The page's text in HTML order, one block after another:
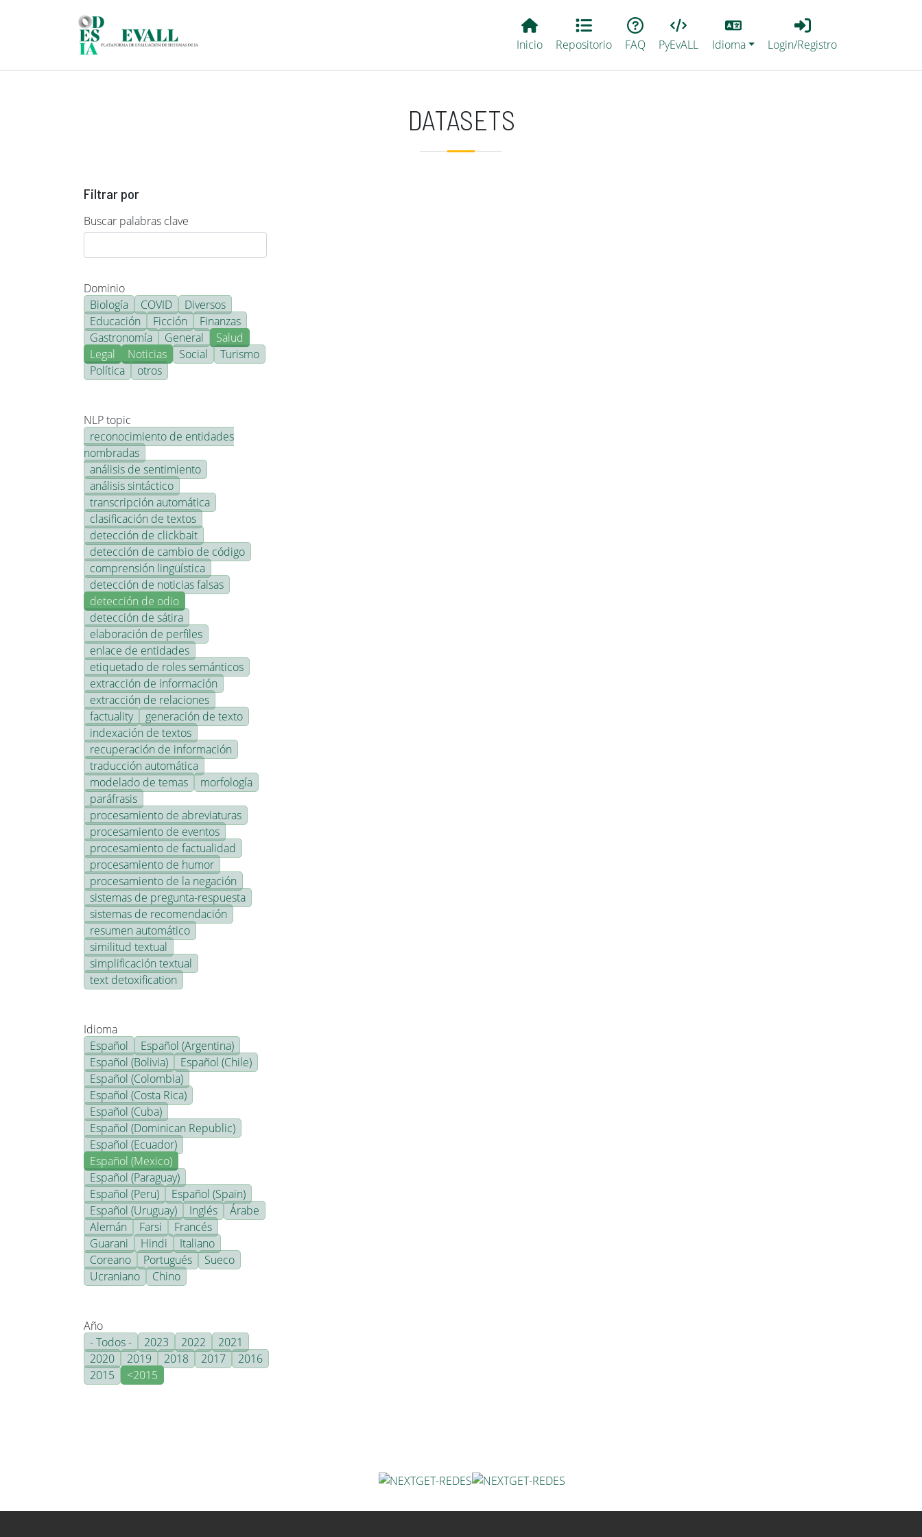
Main EvALL
Inicio Repositorio FAQ PyEvALL
Lang
Idioma
Login_Registro
Login/Registro
DATASETS
Filtrar por
Buscar palabras clave
Dominio
Biología
COVID
Diversos
Educación
Ficción
Finanzas
Gastronomía
General
Salud
Legal
Noticias Social
Turismo
Política
otros
NLP topic
reconocimiento de entidades
nombradas
análisis de sentimiento
análisis sintáctico
transcripción automática
clasificación de textos
detección de clickbait
detección de cambio de código
comprensión lingüística
detección de noticias falsas
detección de odio
detección de sátira
elaboración de perfiles
enlace de entidades
etiquetado de roles semánticos
extracción de información
extracción de relaciones
factuality
generación de texto
indexación de textos
recuperación de información
traducción automática
modelado de temas
morfología
paráfrasis
procesamiento de abreviaturas
procesamiento de eventos
procesamiento de factualidad
procesamiento de humor
procesamiento de la negación
sistemas de pregunta-respuesta
sistemas de recomendación
resumen automático
similitud textual
simplificación textual
text detoxification
Idioma
Español
Español (Argentina)
Español (Bolivia)
Español (Chile)
Español (Colombia)
Español (Costa Rica)
Español (Cuba)
Español (Dominican Republic)
Español (Ecuador)
Español (Mexico)
Español (Paraguay)
Español (Peru)
Español (Spain)
Español (Uruguay)
Inglés
Árabe
Alemán
Farsi
Francés
Guarani
Hindi
Italiano
Coreano
Portugués
Sueco
Ucraniano
Chino
Año
- Todos -
2023 2022
2021
2020
2019 2018 2017
2016
2015
<2015